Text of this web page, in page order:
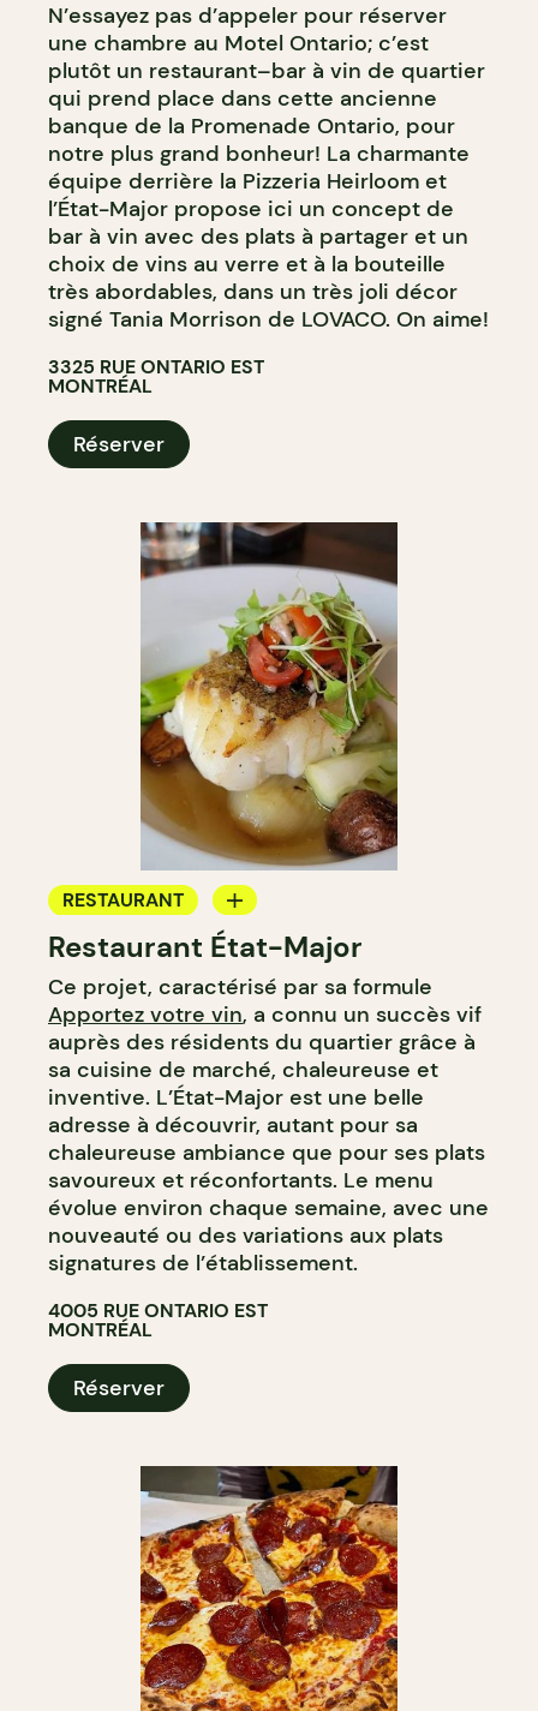
N’essayez pas d’appeler pour réserver
une chambre au Motel Ontario; c’est
plutôt un restaurant–bar à vin de quartier
qui prend place dans cette ancienne
banque de la Promenade Ontario, pour
notre plus grand bonheur! La charmante
équipe derrière la Pizzeria Heirloom et
l’État-Major propose ici un concept de
bar à vin avec des plats à partager et un
choix de vins au verre et à la bouteille
très abordables, dans un très joli décor
signé Tania Morrison de LOVACO. On aime!
3325 RUE ONTARIO EST
MONTRÉAL
Réserver
RESTAURANT
APPORTEZ VOTRE VIN
Restaurant État-Major
Ce projet, caractérisé par sa formule
Apportez votre vin, a connu un succès vif
auprès des résidents du quartier grâce à
sa cuisine de marché, chaleureuse et
inventive. L’État-Major est une belle
adresse à découvrir, autant pour sa
chaleureuse ambiance que pour ses plats
savoureux et réconfortants. Le menu
évolue environ chaque semaine, avec une
nouveauté ou des variations aux plats
signatures de l’établissement.
4005 RUE ONTARIO EST
MONTRÉAL
Réserver